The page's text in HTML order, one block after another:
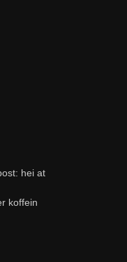
hei at
koffein